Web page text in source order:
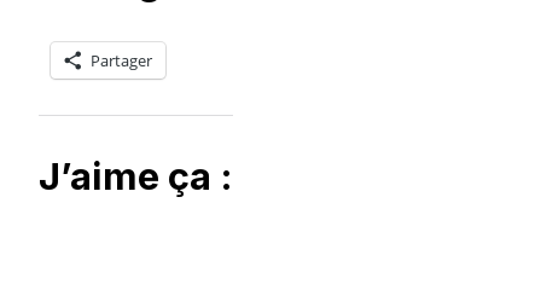
Partager
J’aime ça :